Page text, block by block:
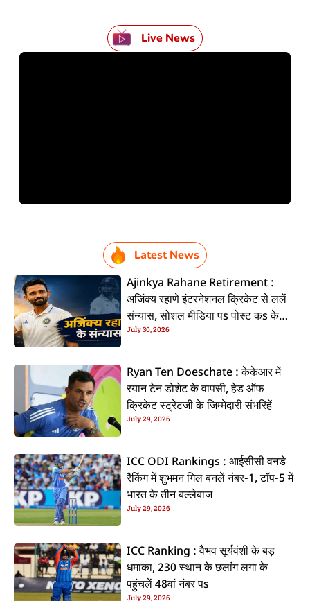
Live News
Latest News
Ajinkya Rahane Retirement :
अजिंक्य रहाणे इंटरनेशनल क्रिकेट से ललें
संन्यास, सोशल मीडिया पs पोस्ट कs के
कइलें एलान
July 30, 2026
Ryan Ten Doeschate : केकेआर में
रयान टेन डोशेट के वापसी, हेड ऑफ
क्रिकेट स्ट्रेटजी के जिम्मेदारी संभरिहें
July 29, 2026
ICC ODI Rankings : आईसीसी वनडे
रैंकिंग में शुभमन गिल बनलें नंबर-1, टॉप-5 में
भारत के तीन बल्लेबाज
July 29, 2026
ICC Ranking : वैभव सूर्यवंशी के बड़
धमाका, 230 स्थान के छलांग लगा के
पहुंचलें 48वां नंबर पs
July 29, 2026